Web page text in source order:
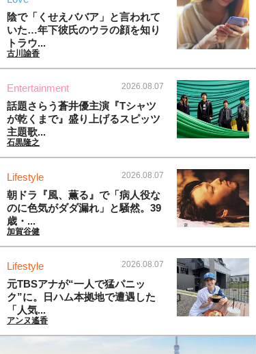
陰で「くせえババア」と言われて
いた…年下彼氏のウラの顔を知り
トラウ...
古川諭香
Entertainment 2026.08.07
話題さらう蒼井優主演『Tシャツ
が乾くまで』盛り上げるスピッツ
主題歌...
石黒隆之
Lifestyle 2026.08.07
朝ドラ『風、薫る』で「病人役な
のに色気がダダ漏れ」と騒然。39
歳・...
加賀谷健
Lifestyle 2026.08.07
元TBSアナが“一人で猛パニッ
ク”に。日ハム本拠地で遭遇した
「人気...
アンヌ遙香